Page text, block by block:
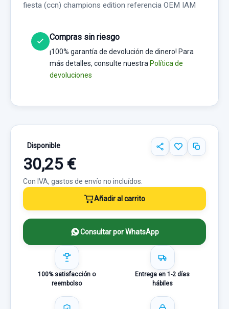
fiesta (ccn) champions edition referencia OEM IAM
Compras sin riesgo
¡100% garantía de devolución de dinero! Para
más detalles, consulte nuestra Política de
devoluciones
Disponible
30,25 €
Con IVA, gastos de envío no incluídos.
Añadir al carrito
Consultar por WhatsApp
100% satisfacción o
reembolso
Entrega en 1-2 días
hábiles